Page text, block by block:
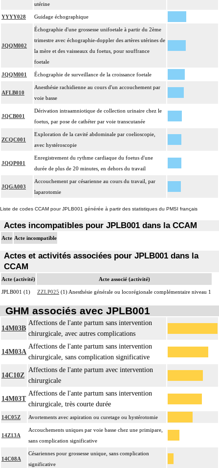
utérine
YYYY028 Guidage échographique
JQQM002
Échographie d'une grossesse unifoetale à partir du 2ème
trimestre avec échographie-doppler des artères utérines de
la mère et des vaisseaux du foetus, pour souffrance
foetale
JQQM001 Échographie de surveillance de la croissance foetale
AFLB010
Anesthésie rachidienne au cours d'un accouchement par
voie basse
JQCB001
Dérivation intraamniotique de collection urinaire chez le
foetus, par pose de cathéter par voie transcutanée
ZCQC001
Exploration de la cavité abdominale par coelioscopie,
avec hystéroscopie
JQQP001
Enregistrement du rythme cardiaque du foetus d'une
durée de plus de 20 minutes, en dehors du travail
JQGA003
Accouchement par césarienne au cours du travail, par
laparotomie
Liste de codes CCAM pour JPLB001 générée à partir des statistiques du PMSI français
Actes incompatibles pour JPLB001 dans la CCAM
Acte Acte incompatible
Actes et activités associées pour JPLB001 dans la
CCAM
Acte (activité) Acte associé (activité)
JPLB001 (1) ZZLP025 (1) Anesthésie générale ou locorégionale complémentaire niveau 1
GHM associés avec JPLB001
14M03B
Affections de l'ante partum sans intervention
chirurgicale, avec autres complications
14M03A
Affections de l'ante partum sans intervention
chirurgicale, sans complication significative
14C10Z
Affections de l'ante partum avec intervention
chirurgicale
14M03T
Affections de l'ante partum sans intervention
chirurgicale, très courte durée
14C05Z Avortements avec aspiration ou curetage ou hystérotomie
14Z13A
Accouchements uniques par voie basse chez une primipare,
sans complication significative
14C08A
Césariennes pour grossesse unique, sans complication
significative